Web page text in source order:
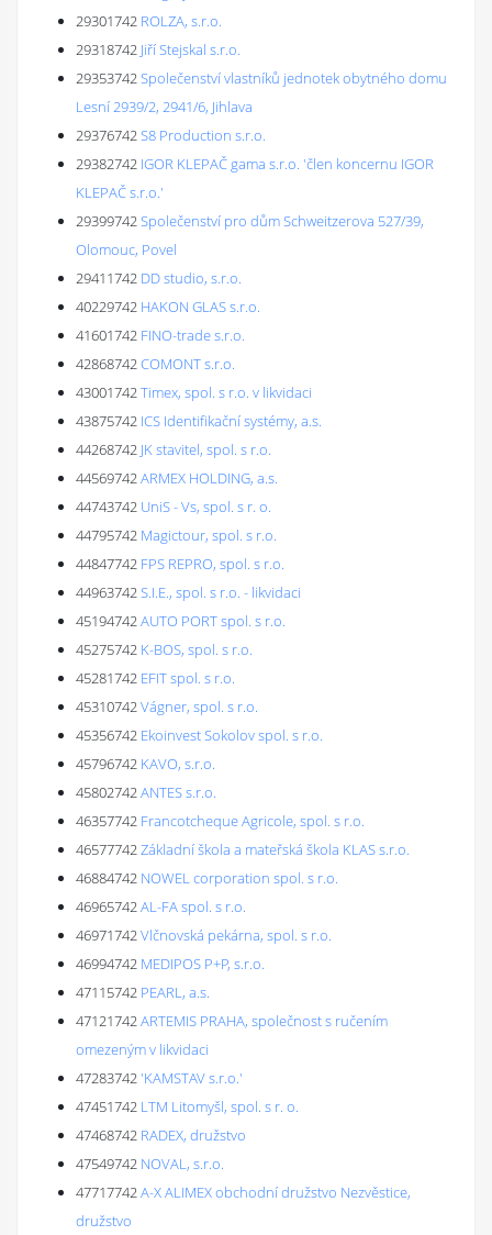
29301742 ROLZA, s.r.o.
29318742 Jiří Stejskal s.r.o.
29353742Společenství vlastníků jednotek obytného domu
Lesní 2939/2, 2941/6, Jihlava
29376742S8 Production s.r.o.
29382742 IGOR KLEPAČ gama s.r.o. 'člen koncernu IGOR
KLEPAČ s.r.o.'
29399742Společenství pro dům Schweitzerova 527/39,
Olomouc, Povel
29411742 DD studio, s.r.o.
40229742 HAKON GLAS s.r.o.
41601742 FINO-trade s.r.o.
42868742COMONT s.r.o.
43001742Timex, spol. s r.o. v likvidaci
43875742 ICS Identifikační systémy, a.s.
44268742 JK stavitel, spol. s r.o.
44569742ARMEX HOLDING, a.s.
44743742 UniS - Vs, spol. s r. o.
44795742 Magictour, spol. s r.o.
44847742 FPS REPRO, spol. s r.o.
44963742S.I.E., spol. s r.o. - likvidaci
45194742AUTO PORT spol. s r.o.
45275742 K-BOS, spol. s r.o.
45281742 EFIT spol. s r.o.
45310742Vágner, spol. s r.o.
45356742 Ekoinvest Sokolov spol. s r.o.
45796742 KAVO, s.r.o.
45802742ANTES s.r.o.
46357742 Francotcheque Agricole, spol. s r.o.
46577742Základní škola a mateřská škola KLAS s.r.o.
46884742 NOWEL corporation spol. s r.o.
46965742AL-FA spol. s r.o.
46971742Vlčnovská pekárna, spol. s r.o.
46994742 MEDIPOS P+P, s.r.o.
47115742 PEARL, a.s.
47121742ARTEMIS PRAHA, společnost s ručením
omezeným v likvidaci
47283742'KAMSTAV s.r.o.'
47451742 LTM Litomyšl, spol. s r. o.
47468742 RADEX, družstvo
47549742 NOVAL, s.r.o.
47717742A-X ALIMEX obchodní družstvo Nezvěstice,
družstvo